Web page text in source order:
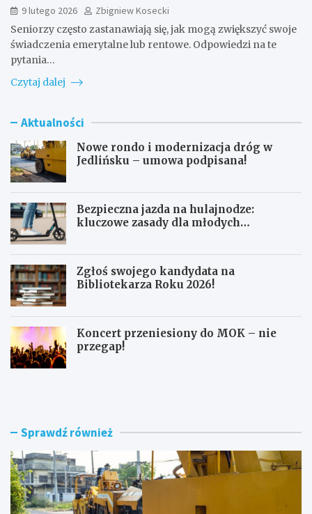
9 lutego 2026
Zbigniew Kosecki
Seniorzy często zastanawiają się, jak mogą zwiększyć swoje
świadczenia emerytalne lub rentowe. Odpowiedzi na te
pytania…
Czytaj dalej
Aktualności
Nowe rondo i modernizacja dróg w
Jedlińsku – umowa podpisana!
Bezpieczna jazda na hulajnodze:
kluczowe zasady dla młodych
Zgłoś swojego kandydata na
Bibliotekarza Roku 2026!
Koncert przeniesiony do MOK – nie
przegap!
N
o
d
o
i
m
B
e
z
n
a
j
Sprawdź również